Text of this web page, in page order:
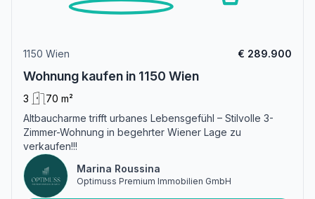
1150 Wien € 289.900
Wohnung kaufen in 1150 Wien
3
70 m²
Altbaucharme trifft urbanes Lebensgefühl – Stilvolle 3-
Zimmer-Wohnung in begehrter Wiener Lage zu
verkaufen!!!
Marina Roussina
Optimuss Premium Immobilien GmbH